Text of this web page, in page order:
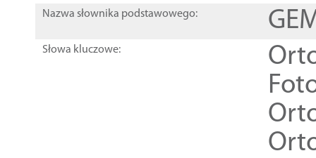
Nazwa słownika podstawowego:
Słowa kluczowe: